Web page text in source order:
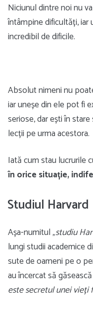
Niciunul dintre noi nu
întâmpine dificultăți, iar
incredibil de dificile.
Absolut nimeni nu
iar uneșe din ele pot fi
seriose, dar ești în
lecții pe urma acestora.
Iată cum stau lucrurile
în orice situație,
Studiul Harvard
Așa-numitul „studiu
lungi studii academice
sute de oameni pe o
au încercat să
este secretul unei vieți